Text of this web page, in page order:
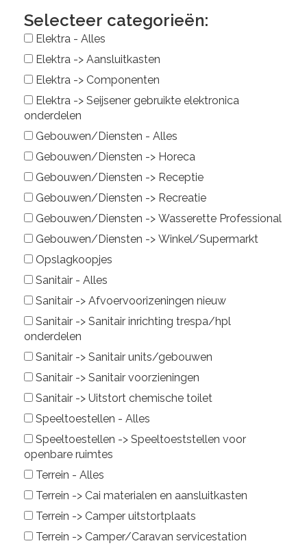
Selecteer categorieën:
Elektra - Alles
Elektra -> Aansluitkasten
Elektra -> Componenten
Elektra -> Seijsener gebruikte elektronica
onderdelen
Gebouwen/Diensten - Alles
Gebouwen/Diensten -> Horeca
Gebouwen/Diensten -> Receptie
Gebouwen/Diensten -> Recreatie
Gebouwen/Diensten -> Wasserette Professional
Gebouwen/Diensten -> Winkel/Supermarkt
Opslagkoopjes
Sanitair - Alles
Sanitair -> Afvoervoorizeningen nieuw
Sanitair -> Sanitair inrichting trespa/hpl
onderdelen
Sanitair -> Sanitair units/gebouwen
Sanitair -> Sanitair voorzieningen
Sanitair -> Uitstort chemische toilet
Speeltoestellen - Alles
Speeltoestellen -> Speeltoeststellen voor
openbare ruimtes
Terrein - Alles
Terrein -> Cai materialen en aansluitkasten
Terrein -> Camper uitstortplaats
Terrein -> Camper/Caravan servicestation